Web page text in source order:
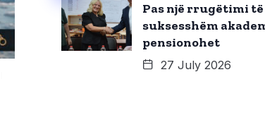
Pas një rrugëtimi të
suksesshëm
pensionohet
27 July 2026